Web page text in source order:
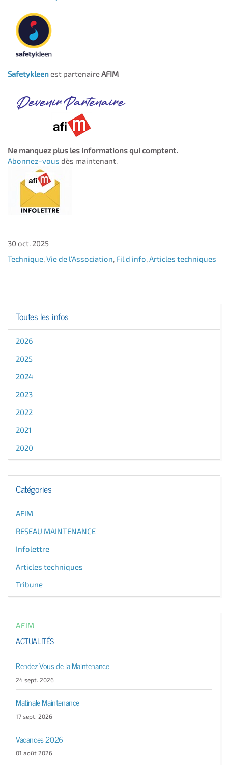
Safetykleenest partenaireAFIM
Ne manquez plus les informations qui comptent.
Abonnez-vous dès maintenant.
30 oct. 2025
Technique Vie de l'Association Fil d'info Articles techniques
Toutes les infos
2026
2025
2024
2023
2022
2021
2020
Catégories
AFIM
RESEAU MAINTENANCE
Infolettre
Articles techniques
Tribune
AFIM
ACTUALITÉS
Rendez-Vous de la Maintenance
24 sept. 2026
Matinale Maintenance
17 sept. 2026
Vacances 2026
01 août 2026